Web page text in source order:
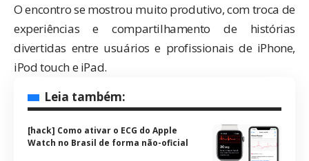
O encontro se mostrou muito produtivo, com troca de
experiências e compartilhamento de histórias
divertidas entre usuários e profissionais de iPhone,
iPod touch e iPad.
Leia também:
[hack] Como ativar o ECG do Apple
Watch no Brasil de forma não-oficial